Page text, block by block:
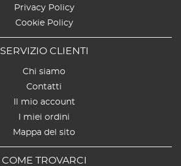
Privacy Policy
Cookie Policy
SERVIZIO CLIENTI
Chi siamo
Contatti
Il mio account
I miei ordini
Mappa del sito
COME TROVARCI